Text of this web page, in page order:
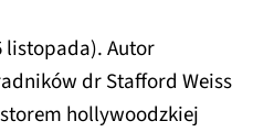
listopada). Autor
dr Stafford Weiss
hollywoodzkiej